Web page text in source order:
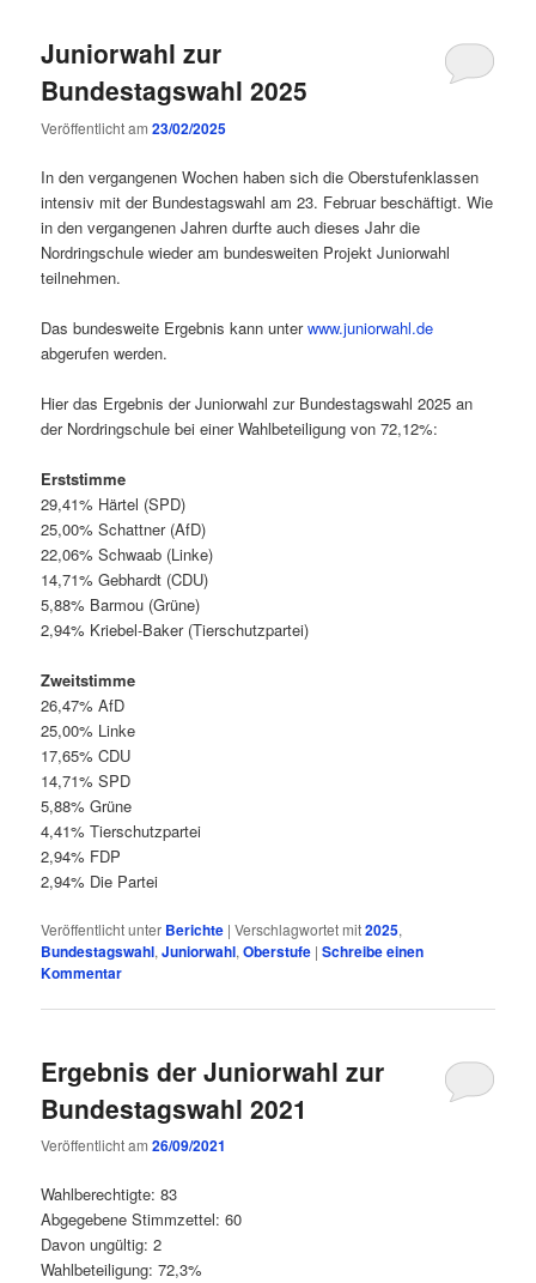
Juniorwahl zur
Bundestagswahl 2025
Veröffentlicht am23/02/2025
In den vergangenen Wochen haben sich die Oberstufenklassen
intensiv mit der Bundestagswahl am 23. Februar beschäftigt. Wie
in den vergangenen Jahren durfte auch dieses Jahr die
Nordringschule wieder am bundesweiten Projekt Juniorwahl
teilnehmen.
Das bundesweite Ergebnis kann unterwww.juniorwahl.de
abgerufen werden.
Hier das Ergebnis der Juniorwahl zur Bundestagswahl 2025 an
der Nordringschule bei einer Wahlbeteiligung von 72,12%:
Erststimme
29,41% Härtel (SPD)
25,00% Schattner (AfD)
22,06% Schwaab (Linke)
14,71% Gebhardt (CDU)
5,88% Barmou (Grüne)
2,94% Kriebel-Baker (Tierschutzpartei)
Zweitstimme
26,47% AfD
25,00% Linke
17,65% CDU
14,71% SPD
5,88% Grüne
4,41% Tierschutzpartei
2,94% FDP
2,94% Die Partei
Veröffentlicht unter Berichte |Verschlagwortet mit2025,
Bundestagswahl,Juniorwahl,Oberstufe |Schreibe einen
Kommentar
Ergebnis der Juniorwahl zur
Bundestagswahl 2021
Veröffentlicht am26/09/2021
Wahlberechtigte: 83
Abgegebene Stimmzettel: 60
Davon ungültig: 2
Wahlbeteiligung: 72,3%